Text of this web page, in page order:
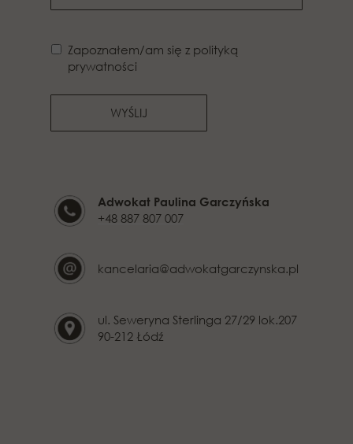
ul. Seweryna Sterlinga 27/29 lok.207
90-212 Łódź
kancelaria@adwokatgarczynska.pl
Adwokat Paulina Garczyńska
+48 887 807 007
Zapoznałem/am się z polityką
prywatności
WYŚLIJ